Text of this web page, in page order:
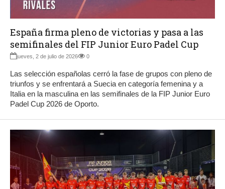
España firma pleno de victorias y pasa a las
semifinales del FIP Junior Euro Padel Cup
jueves, 2 de julio de 2026 0
Las selección españolas cerró la fase de grupos con pleno de
triunfos y se enfrentará a Suecia en categoría femenina y a
Italia en la masculina en las semifinales de la FIP Junior Euro
Padel Cup 2026 de Oporto.